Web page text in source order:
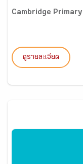
Cambridge
ดูรายละเอียด